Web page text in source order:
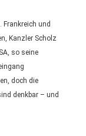
Frankreich und
Kanzler Scholz
so seine
doch die
denkbar – und